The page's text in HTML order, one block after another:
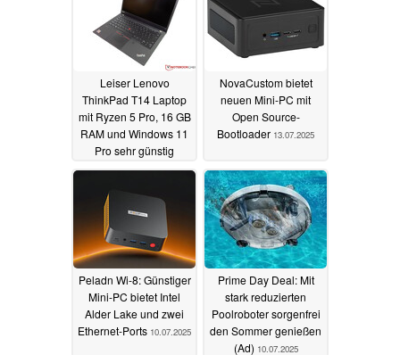
Leiser Lenovo
ThinkPad T14 Laptop
mit Ryzen 5 Pro, 16 GB
RAM und Windows 11
Pro sehr günstig
generalüberholt
NovaCustom bietet
neuen Mini-PC mit
Open Source-
Bootloader 13.07.2025
Peladn Wi-8: Günstiger
Mini-PC bietet Intel
Alder Lake und zwei
Ethernet-Ports 10.07.2025
Prime Day Deal: Mit
stark reduzierten
Poolroboter sorgenfrei
den Sommer genießen
(Ad) 10.07.2025